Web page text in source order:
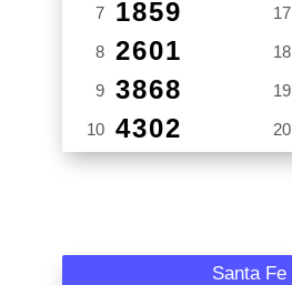
7 1859
8 2601
9 3868
10 4302
17
18
19
20
Santa Fe